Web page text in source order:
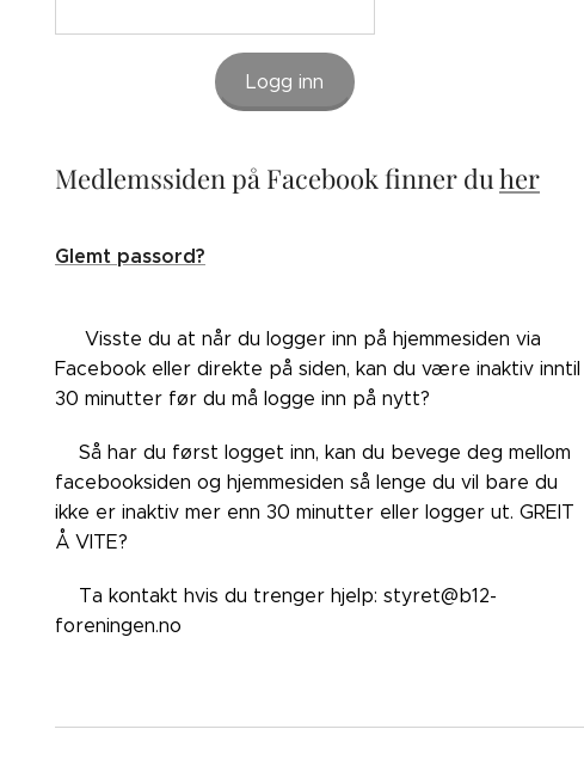
Logg inn
Medlemssiden på Facebook finner duher
Glemt passord?
👉🏼Visste du at når du logger inn på hjemmesiden via
Facebook eller direkte på siden, kan du være inaktiv inntil
30 minutter før du må logge inn på nytt?
👉🏼Så har du først logget inn, kan du bevege deg mellom
facebooksiden og hjemmesiden så lenge du vil bare du
ikke er inaktiv mer enn 30 minutter eller logger ut. GREIT
Å VITE?
👉🏼Ta kontakt hvis du trenger hjelp: styret@b12-
foreningen.no